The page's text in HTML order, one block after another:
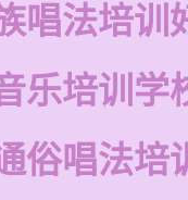
唱法培训
乐培训学
俗唱法培